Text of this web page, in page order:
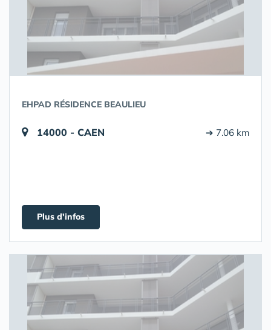
EHPAD RÉSIDENCE BEAULIEU
14000 - CAEN ➔ 7.06 km
Plus d'infos